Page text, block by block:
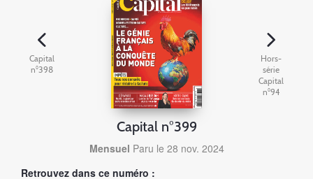
Capital
n°398
Capital n°399
Mensuel Paru le 28 nov. 2024
Retrouvez dans ce numéro :
Hors-
série
Capital
n°94